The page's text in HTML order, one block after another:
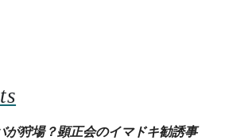
が狩場？顕正会のイマドキ勧誘事